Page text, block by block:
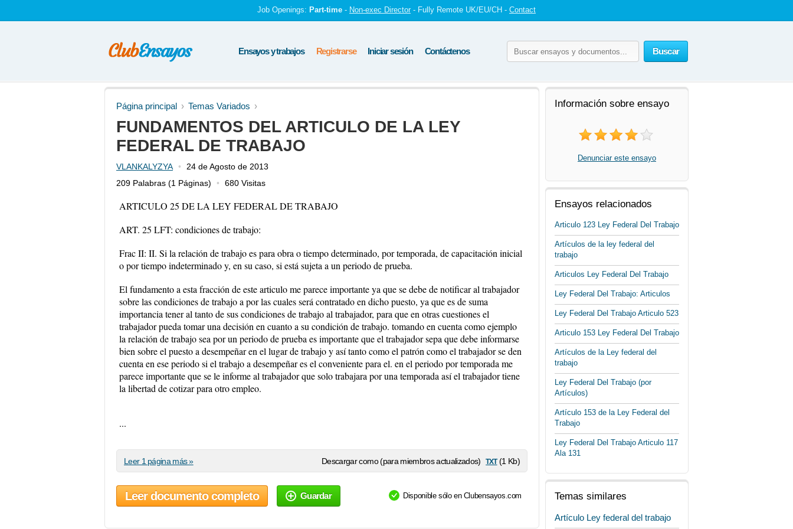
Job Openings: Part-time - Non-exec Director - Fully Remote UK/EU/CH - Contact
Buscar
Ensayos y trabajos Registrarse Iniciar sesión Contáctenos
Página principal Temas Variados
FUNDAMENTOS DEL ARTICULO DE LA LEY
FEDERAL DE TRABAJO
VLANKALYZYA
24 de Agosto de 2013
209 Palabras (1 Páginas) 680 Visitas
ARTICULO 25 DE LA LEY FEDERAL DE TRABAJO
ART. 25 LFT: condiciones de trabajo:
Frac II: II. Si la relación de trabajo es para obra o tiempo determinado, por temporada, de capacitación inicial
o por tiempo indeterminado y, en su caso, si está sujeta a un periodo de prueba.
El fundamento a esta fracción de este articulo me parece importante ya que se debe de notificar al trabajador
sobre las condiciones de trabajo a por las cuales será contratado en dicho puesto, ya que es de suma
importancia tener al tanto de sus condiciones de trabajo al trabajador, para que en otras cuestiones el
trabajador pueda tomar una decisión en cuanto a su condición de trabajo. tomando en cuenta como ejemplo
la relación de trabajo sea por un periodo de prueba es importante que el trabajador sepa que debe informarse
bien sobre el puesto a desempeñar en el lugar de trabajo y así tanto como el patrón como el trabajador se den
cuenta en ese periodo si el trabajo a desempeñar es el conveniente para el. en el periodo por temporada me
parece importante que se le informe al trabajador que solo trabajara por una temporada así el trabajador tiene
la libertad de cotizar para otro empleo.
...
Descargar como (para miembros actualizados) txt(1 Kb)
Leer 1 página más »
Leer documento completo Guardar Disponible sólo en Clubensayos.com
Información sobre ensayo
Denunciar este ensayo
Ensayos relacionados
Articulo 123 Ley Federal Del Trabajo
Artículos de la ley federal del
trabajo
Articulos Ley Federal Del Trabajo
Ley Federal Del Trabajo: Articulos
Ley Federal Del Trabajo Articulo 523
Articulo 153 Ley Federal Del Trabajo
Artículos de la Ley federal del
trabajo
Ley Federal Del Trabajo (por
Artículos)
Artículo 153 de la Ley Federal del
Trabajo
Ley Federal Del Trabajo Articulo 117
Ala 131
Temas similares
Artículo Ley federal del trabajo